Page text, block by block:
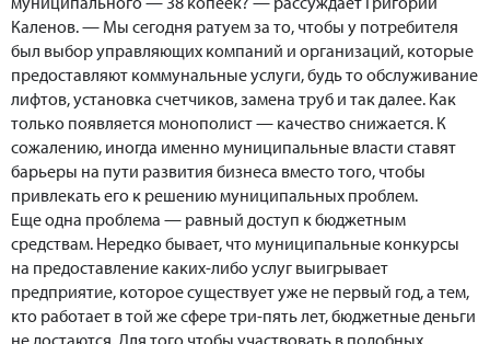
Каленов. — Мы сегодня ратуем за то, чтобы у потребителя
был выбор управляющих компаний и организаций, которые
предоставляют коммунальные услуги, будь то обслуживание
лифтов, установка счетчиков, замена труб и так далее. Как
только появляется монополист — качество снижается. К
сожалению, иногда именно муниципальные власти ставят
барьеры на пути развития бизнеса вместо того, чтобы
привлекать его к решению муниципальных проблем.
Еще одна проблема — равный доступ к бюджетным
средствам. Нередко бывает, что муниципальные конкурсы
на предоставление каких-либо услуг выигрывает
предприятие, которое существует уже не первый год, а тем,
кто работает в той же сфере три-пять лет, бюджетные деньги
не достаются. Для того чтобы участвовать в подобных